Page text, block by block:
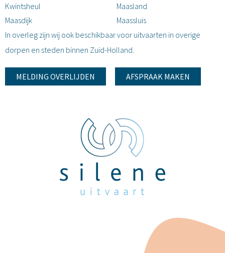
Kwintsheul
Maasdijk
Maasland
Maassluis
In overleg zijn wij ook beschikbaar voor uitvaarten in overige
dorpen en steden binnen Zuid-Holland.
MELDING OVERLIJDEN AFSPRAAK MAKEN